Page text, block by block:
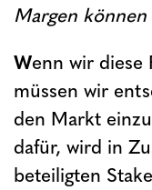
Margen
Wenn wir diese
müssen wir
den Markt
dafür, wird in
beteiligten